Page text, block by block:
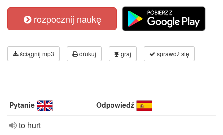
rozpocznij naukę
ściągnij mp3 drukuj graj sprawdź się
Pytanie Odpowiedź
to hurt